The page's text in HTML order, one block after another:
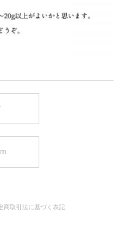
商取引法に基づく表記